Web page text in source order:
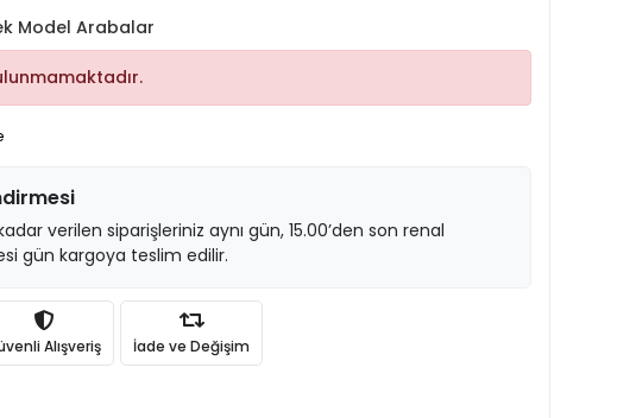
Model Arabalar
verilen siparişleriniz aynı gün, 15.00’den son renal
gün kargoya teslim edilir.
Alışveriş İade ve Değişim